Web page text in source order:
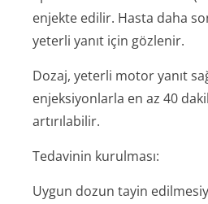
enjekte edilir. Hasta daha
yeterli yanıt için gözlenir.
Dozaj, yeterli motor yanıt
enjeksiyonlarla en az 40
artırılabilir.
Tedavinin kurulması:
Uygun dozun tayin